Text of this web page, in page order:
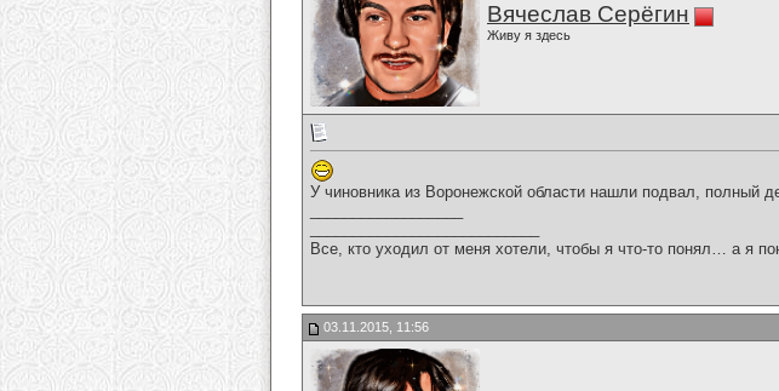
Вячеслав Серёгин
Живу я здесь
У чиновника из Воронежской области нашли подвал, полный
Все, кто уходил от меня хотели, чтобы я что-то понял… а я
03.11.2015, 11:56